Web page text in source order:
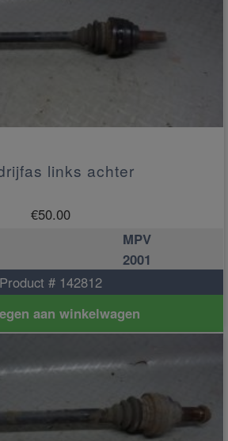
links achter
€50.00
MPV
2001
Product # 142812
aan winkelwagen